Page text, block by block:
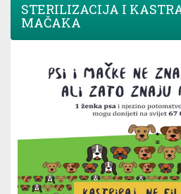
STERILIZACIJA I
MAČAKA